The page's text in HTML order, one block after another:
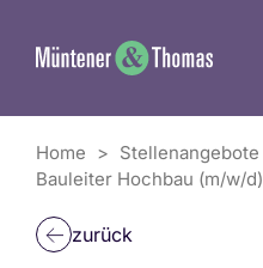
springen
Home > Stellenangebote
Bauleiter Hochbau (m/w/d)
zurück